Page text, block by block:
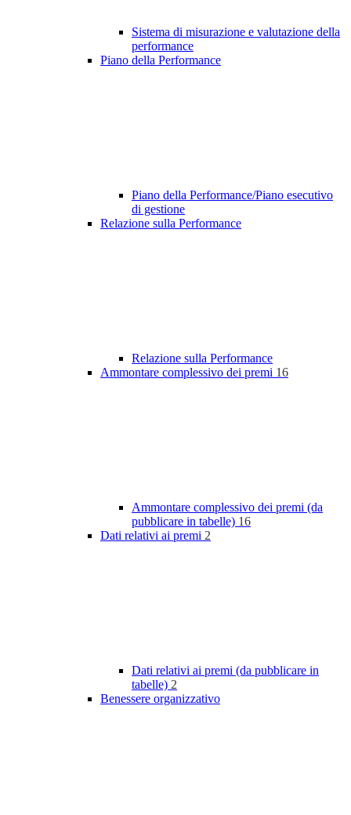
Sistema di misurazione e valutazione della
performance
Piano della Performance
Piano della Performance/Piano esecutivo
di gestione
Relazione sulla Performance
Relazione sulla Performance
Ammontare complessivo dei premi 16
Ammontare complessivo dei premi (da
pubblicare in tabelle) 16
Dati relativi ai premi 2
Dati relativi ai premi (da pubblicare in
tabelle) 2
Benessere organizzativo